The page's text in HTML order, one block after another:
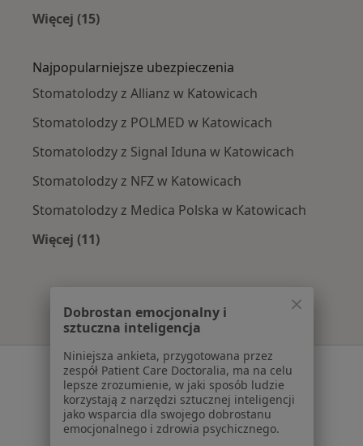
Więcej (15)
Najpopularniejsze ubezpieczenia
Stomatolodzy z Allianz w Katowicach
Stomatolodzy z POLMED w Katowicach
Stomatolodzy z Signal Iduna w Katowicach
Stomatolodzy z NFZ w Katowicach
Stomatolodzy z Medica Polska w Katowicach
Więcej (11)
Serwis
Regulamin
Polityka prywatności pacjentów
Polityka prywatności profesjonalistów
Dobrostan emocjonalny i
sztuczna inteligencja
Niniejsza ankieta, przygotowana przez
zespół Patient Care Doctoralia, ma na celu
lepsze zrozumienie, w jaki sposób ludzie
korzystają z narzędzi sztucznej inteligencji
jako wsparcia dla swojego dobrostanu
emocjonalnego i zdrowia psychicznego.